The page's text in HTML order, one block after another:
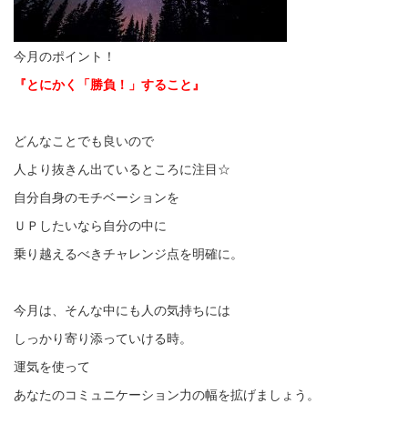
今月のポイント！
『とにかく「勝負！」すること』
どんなことでも良いので
人より抜きん出ているところに注目☆
自分自身のモチベーションを
ＵＰしたいなら自分の中に
乗り越えるべきチャレンジ点を明確に。
今月は、そんな中にも人の気持ちには
しっかり寄り添っていける時。
運気を使って
あなたのコミュニケーション力の幅を拡げましょう。